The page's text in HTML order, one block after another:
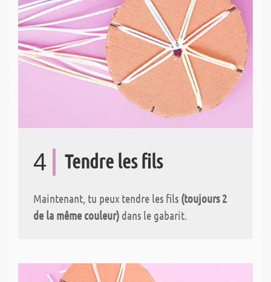
4 Tendre les fils
Maintenant, tu peux tendre les fils (toujours 2
de la même couleur) dans le gabarit.